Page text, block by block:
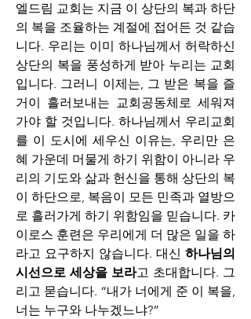
엘드림 교회는 지금 이 상단의 복과 하단
의 복을 조율하는 계절에 접어든 것 같습
니다. 우리는 이미 하나님께서 허락하신
상단의 복을 풍성하게 받아 누리는 교회
입니다. 그러니 이제는, 그 받은 복을 즐
거이 흘러보내는 교회공동체로 세워져
가야 할 것입니다. 하나님께서 우리교회
를 이 도시에 세우신 이유는, 우리만 은
혜 가운데 머물게 하기 위함이 아니라 우
리의 기도와 삶과 헌신을 통해 상단의 복
이 하단으로, 복음이 모든 민족과 열방으
로 흘러가게 하기 위함임을 믿습니다. 카
이로스 훈련은 우리에게 더 많은 일을 하
라고 요구하지 않습니다. 대신 하나님의
시선으로 세상을 보라고 초대합니다. 그
리고 묻습니다. “내가 너에게 준 이 복을,
너는 누구와 나누겠느냐?”